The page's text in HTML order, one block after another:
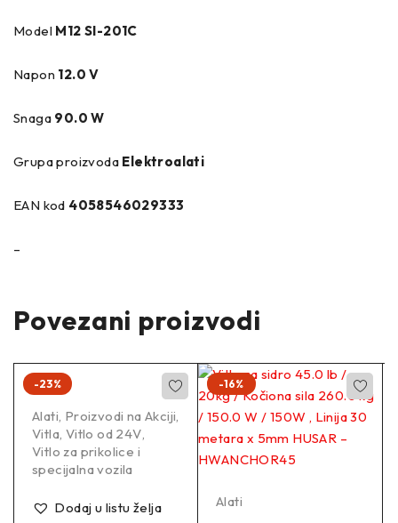
Model M12 SI-201C
Napon 12.0 V
Snaga 90.0 W
Grupa proizvoda Elektroalati
EAN kod 4058546029333
–
Povezani proizvodi
-23%
Alati, Proizvodi na Akciji,
Vitla, Vitlo od 24V,
Vitlo za prikolice i
specijalna vozila
Dodaj u listu želja
-16%
Alati